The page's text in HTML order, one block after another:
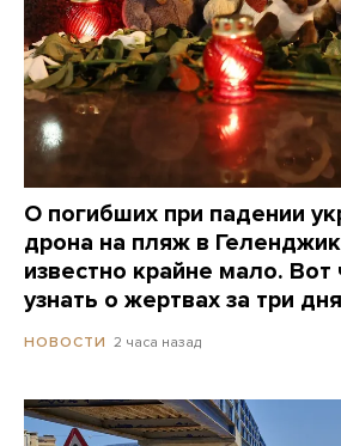
О погибших при падении
дрона на пляж в
известно крайне мало. Вот
узнать о жертвах за три дня
НОВОСТИ 2 часа назад